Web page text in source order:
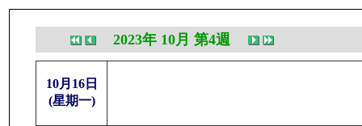
2023年 10月 第4週
10月16日
(星期一)